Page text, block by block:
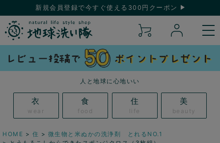
新規会員登録で今すぐ使える300円クーポン
人と地球に心地いい
衣
wear
食
food
住
life
美
beauty
HOME 住
微生物と米ぬかの洗浄剤 とれるNO.1